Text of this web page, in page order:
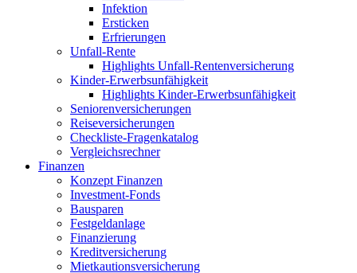
Infektion
Ersticken
Erfrierungen
Unfall-Rente
Highlights Unfall-Rentenversicherung
Kinder-Erwerbsunfähigkeit
Highlights Kinder-Erwerbsunfähigkeit
Seniorenversicherungen
Reiseversicherungen
Checkliste-Fragenkatalog
Vergleichsrechner
Finanzen
Konzept Finanzen
Investment-Fonds
Bausparen
Festgeldanlage
Finanzierung
Kreditversicherung
Mietkautionsversicherung